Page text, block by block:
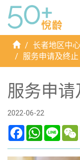
首
页
长者地区中心
服务申请及终止
服务申请
2022-06-22
FacebookWhatsApp
Line